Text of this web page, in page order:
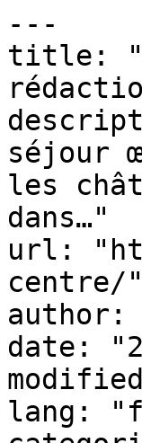
---
title:
séjour
les
dans…"
url:
centre/"
author:
date:
lang: